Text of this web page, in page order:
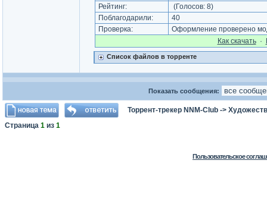
Рейтинг: (Голосов: 8)
Поблагодарили:
40
Проверка:
Оформление проверено
Как cкачать·
Список файлов в торренте
Показать сообщения:
Торрент-трекер NNM-Club ->
Страница 1 из 1
Пользовательское